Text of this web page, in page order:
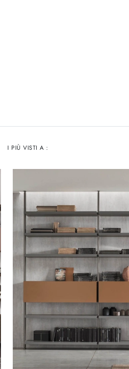
I PIÙ VISTI A :